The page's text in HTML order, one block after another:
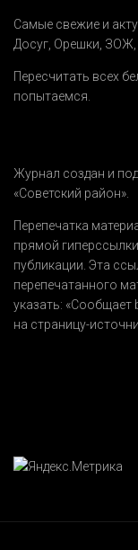
Самые свежие и
Досуг Орешки ЗОЖ
Пересчитать всех
попытаемся.
Журнал создан и
«Советский район».
Перепечатка
прямой
публикации. Эта
перепечатанного
указать: «Сообщает
на страницу-